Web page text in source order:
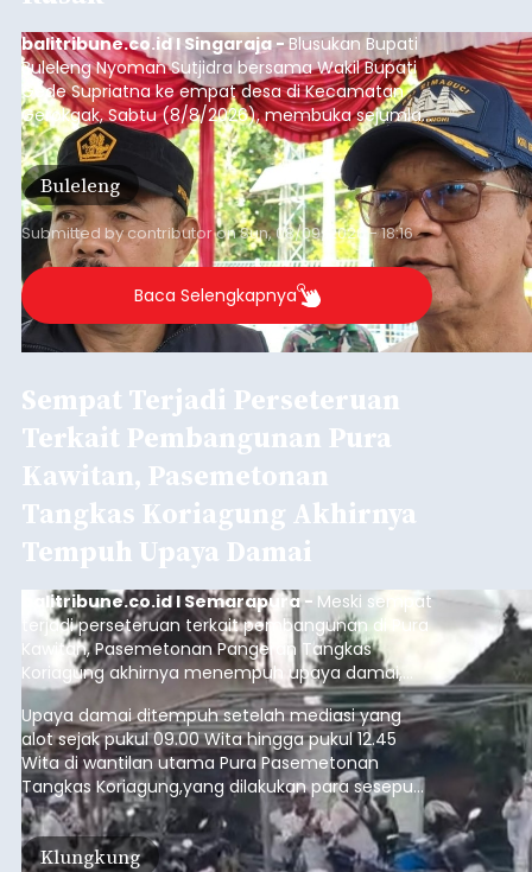
balitribune.co.id I Singaraja - Blusukan Bupati
Buleleng Nyoman Sutjidra bersama Wakil Bupati
Gede Supriatna ke empat desa di Kecamatan
Gerokgak, Sabtu (8/8/2026), membuka sejumlah
persoalan yang masih dihadapi masyarakat. Dari
jalan desa yang rusak hingga potensi pertanian
yang belum optimal, semuanya menjadi
perhatian pemerintah daerah.
Buleleng
Submitted bycontributoronSun, 08/09/2026 - 18:16
Baca Selengkapnya
Sempat Terjadi Perseteruan
Terkait Pembangunan Pura
Kawitan, Pasemetonan
Tangkas Koriagung Akhirnya
Tempuh Upaya Damai
balitribune.co.id I Semarapura - Meski sempat
terjadi perseteruan terkait pembangunan di Pura
Kawitan, Pasemetonan Pangeran Tangkas
Koriagung akhirnya menempuh upaya damai,
pada Minggu (9/8/2026).
Upaya damai ditempuh setelah mediasi yang
alot sejak pukul 09.00 Wita hingga pukul 12.45
Wita di wantilan utama Pura Pasemetonan
Tangkas Koriagung,yang dilakukan para sesepuh
kedua belah pihak yang berseberangan.
Klungkung